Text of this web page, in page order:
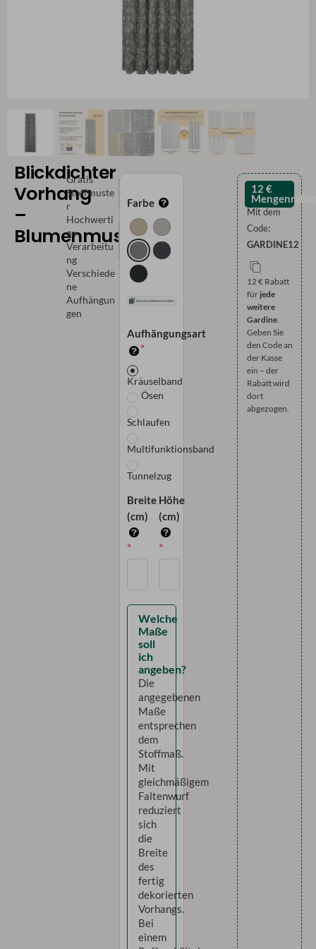
Blickdichter
Vorhang
–
Blumenmuster
Gratis
Stoffmuste
r
Hochwerti
ge
Verarbeitu
ng
Verschiede
ne
Aufhängun
gen
Kräuselband
Ösen
Schlaufen
Multifunktionsband
Tunnelzug
(cm)
(cm)
Welche
Maße
soll
ich
angeben?
Die
angegebenen
Maße
entsprechen
dem
Stoffmaß.
Mit
gleichmäßigem
Faltenwurf
reduziert
sich
die
Breite
des
fertig
dekorierten
Vorhangs.
Bei
einem
Raffverhältnis
12 €
Mit dem
12 € Rabatt
fürjede
weitere
Gardine
Geben Sie
den Code an
der Kasse
ein – der
Rabatt wird
dort
abgezogen.